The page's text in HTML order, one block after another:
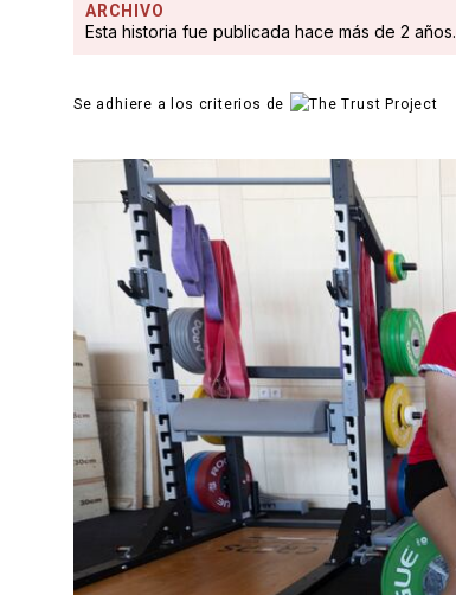
ARCHIVO
Esta historia fue publicada hace más de 2 años.
Se adhiere a los criterios de